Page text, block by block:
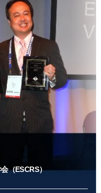
（ESCRS）